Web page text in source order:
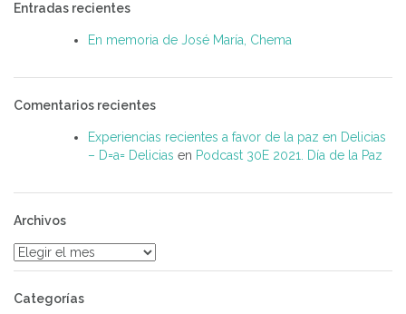
Entradas recientes
En memoria de José María, Chema
Comentarios recientes
Experiencias recientes a favor de la paz en Delicias
– D=a= Delicias en Podcast 30E 2021. Día de la Paz
Archivos
Archivos
Categorías